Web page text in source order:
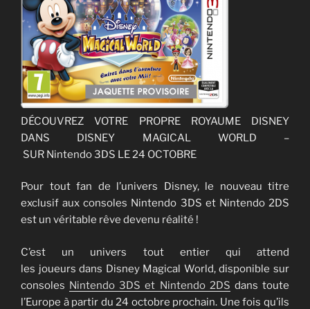
DÉCOUVREZ VOTRE PROPRE ROYAUME DISNEY
DANS DISNEY MAGICAL WORLD –
SUR Nintendo 3DS LE 24 OCTOBRE
Pour tout fan de l’univers Disney, le nouveau titre
exclusif aux consoles Nintendo 3DS et Nintendo 2DS
est un véritable rêve devenu réalité !
C’est un univers tout entier qui attend
les joueurs dans Disney Magical World, disponible sur
consoles Nintendo 3DS et Nintendo 2DS dans toute
l’Europe à partir du 24 octobre prochain. Une fois qu’ils